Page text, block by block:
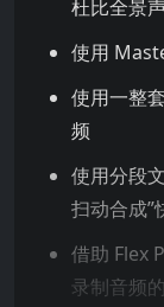
杜比全景
使用
使用一整
频
使用分段
扫动合成”
借助 Flex
录制音频